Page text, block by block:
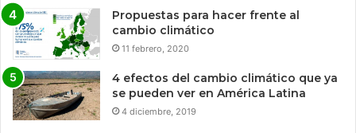
Propuestas para hacer frente al
cambio climático
11 febrero, 2020
4 efectos del cambio climático que ya
se pueden ver en América Latina
4 diciembre, 2019